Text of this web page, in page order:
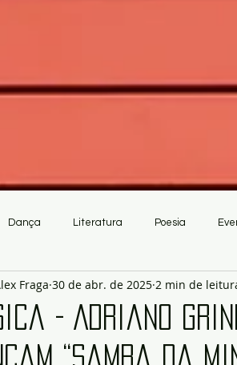
Dança Literatura Poesia
- Adriano
“Samba da
Fraga 30 de abr. de 2025 2 min de